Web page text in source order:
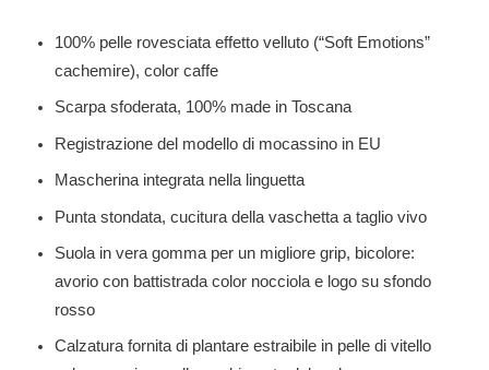
100% pelle rovesciata effetto velluto (“Soft Emotions”
cachemire), color caffe
Scarpa sfoderata, 100% made in Toscana
Registrazione del modello di mocassino in EU
Mascherina integrata nella linguetta
Punta stondata, cucitura della vaschetta a taglio vivo
Suola in vera gomma per un migliore grip, bicolore:
avorio con battistrada color nocciola e logo su sfondo
rosso
Calzatura fornita di plantare estraibile in pelle di vitello